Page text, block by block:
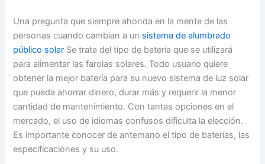
Una pregunta que siempre ahonda en la mente de las
personas cuando cambian a un sistema de alumbrado
público solar Se trata del tipo de batería que se utilizará
para alimentar las farolas solares. Todo usuario quiere
obtener la mejor batería para su nuevo sistema de luz solar
que pueda ahorrar dinero, durar más y requerir la menor
cantidad de mantenimiento. Con tantas opciones en el
mercado, el uso de idiomas confusos dificulta la elección.
Es importante conocer de antemano el tipo de baterías, las
especificaciones y su uso.